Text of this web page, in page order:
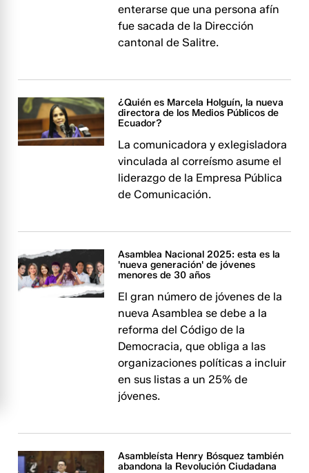
enterarse que una persona afín
fue sacada de la Dirección
cantonal de Salitre.
¿Quién es Marcela Holguín, la nueva
directora de los Medios Públicos de
Ecuador?
La comunicadora y exlegisladora
vinculada al correísmo asume el
liderazgo de la Empresa Pública
de Comunicación.
Asamblea Nacional 2025: esta es la
'nueva generación' de jóvenes
menores de 30 años
El gran número de jóvenes de la
nueva Asamblea se debe a la
reforma del Código de la
Democracia, que obliga a las
organizaciones políticas a incluir
en sus listas a un 25% de
jóvenes.
Asambleísta Henry Bósquez también
abandona la Revolución Ciudadana